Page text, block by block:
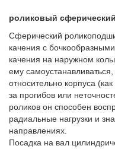
роликовый
Сферический
качения с
качения на наружном
ему
относительно корпуса
за прогибов или
роликов он способен
радиальные нагрузки и
направлениях.
Посадка на вал